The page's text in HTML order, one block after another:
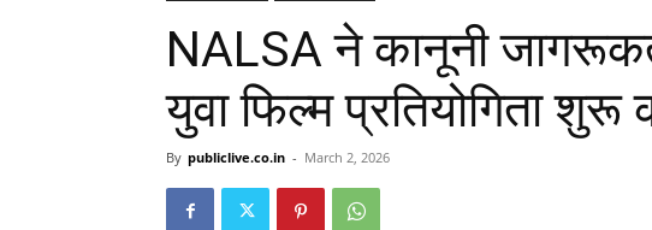
NALSA ने कानूनी
युवा फिल्म प्रतियोगिता शुरू
By publiclive.co.in - March 2, 2026